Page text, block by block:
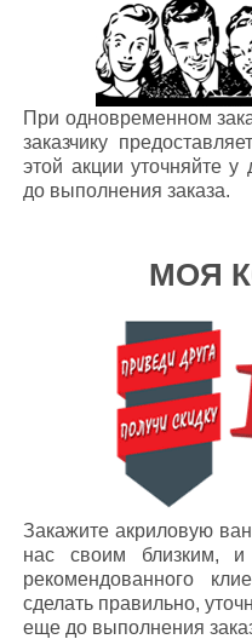
При одновременном
заказчику
этой акции уточняйте
до выполнения заказа.
МОЯ
Закажите акриловую
нас своим близким,
рекомендованного
сделать правильно,
еще до выполнения